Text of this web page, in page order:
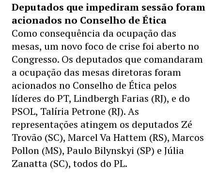
Deputados que impediram sessão foram
acionados no Conselho de Ética
Como consequência da ocupação das
mesas, um novo foco de crise foi aberto no
Congresso. Os deputados que comandaram
a ocupação das mesas diretoras foram
acionados no Conselho de Ética pelos
líderes do PT, Lindbergh Farias (RJ), e do
PSOL, Talíria Petrone (RJ). As
representações atingem os deputados Zé
Trovão (SC), Marcel Va Hattem (RS), Marcos
Pollon (MS), Paulo Bilynskyi (SP) e Júlia
Zanatta (SC), todos do PL.